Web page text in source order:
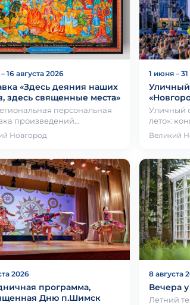
16 августа 2026
«Здесь деяния наших
здесь священные места»
персональная
произведений
Павлова Юрия
из Казани —
Новгород
1 июня –
Уличный
лето»:
Великий
2026
программа,
Дню п.Шимск
8 августа
Вечера
Летний